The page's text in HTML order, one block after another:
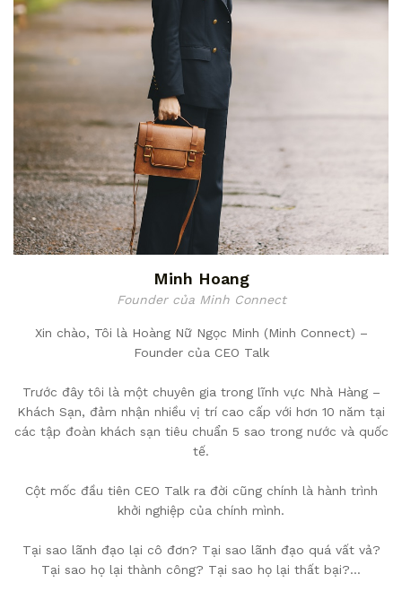
Minh Hoang
Founder của Minh Connect
Xin chào, Tôi là Hoàng Nữ Ngọc Minh (Minh Connect) –
Founder của CEO Talk
Trước đây tôi là một chuyên gia trong lĩnh vực Nhà Hàng –
Khách Sạn, đảm nhận nhiều vị trí cao cấp với hơn 10 năm tại
các tập đoàn khách sạn tiêu chuẩn 5 sao trong nước và quốc
tế.
Cột mốc đầu tiên CEO Talk ra đời cũng chính là hành trình
khởi nghiệp của chính mình.
Tại sao lãnh đạo lại cô đơn? Tại sao lãnh đạo quá vất vả?
Tại sao họ lại thành công? Tại sao họ lại thất bại?…